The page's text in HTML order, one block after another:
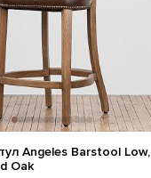
Angeles Barstool Low,
Oak